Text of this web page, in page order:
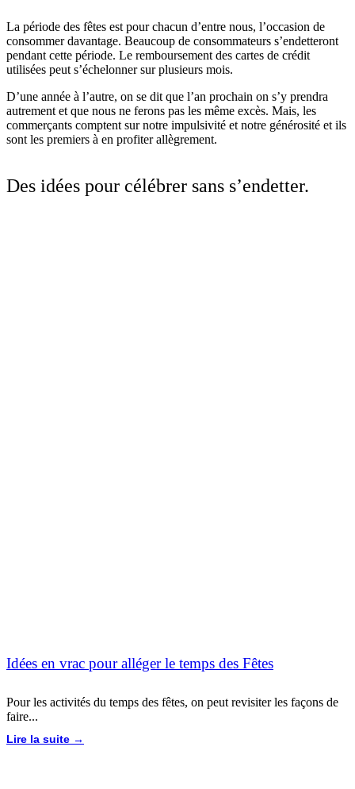
La période des fêtes est pour chacun d’entre nous, l’occasion de
consommer davantage. Beaucoup de consommateurs s’endetteront
pendant cette période. Le remboursement des cartes de crédit
utilisées peut s’échelonner sur plusieurs mois.
D’une année à l’autre, on se dit que l’an prochain on s’y prendra
autrement et que nous ne ferons pas les même excès. Mais, les
commerçants comptent sur notre impulsivité et notre générosité et ils
sont les premiers à en profiter allègrement.
Des idées pour célébrer sans s’endetter.
Idées en vrac pour alléger le temps des Fêtes
Pour les activités du temps des fêtes, on peut revisiter les façons de
faire...
Lire la suite →